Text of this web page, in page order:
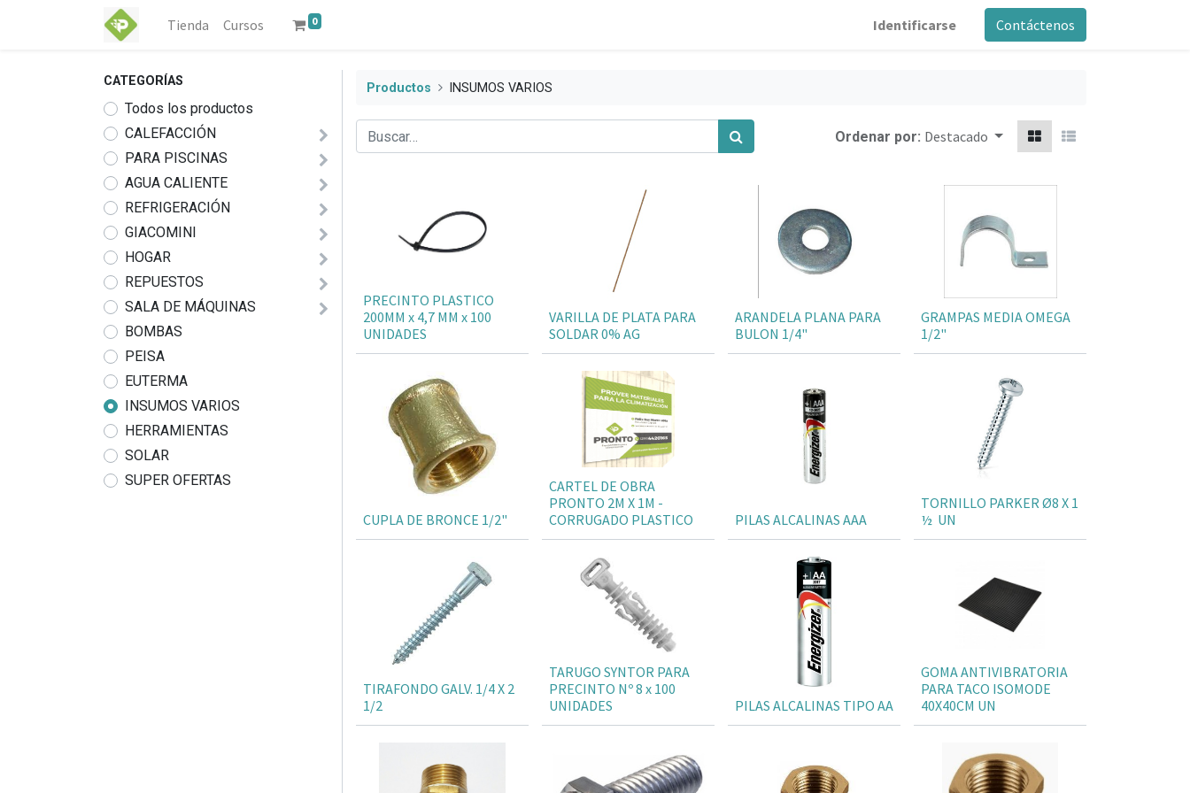
Tienda Cursos 0 Identificarse Contáctenos
CATEGORÍAS
Todos los productos
CALEFACCIÓN
PARA PISCINAS
AGUA CALIENTE
REFRIGERACIÓN
GIACOMINI
HOGAR
REPUESTOS
SALA DE MÁQUINAS
BOMBAS
PEISA
EUTERMA
INSUMOS VARIOS
HERRAMIENTAS
SOLAR
SUPER OFERTAS
Productos INSUMOS VARIOS
Ordenar por: Destacado
PRECINTO PLASTICO
200MM x 4,7 MM x 100
UNIDADES
VARILLA DE PLATA PARA
SOLDAR 0% AG
ARANDELA PLANA PARA
BULON 1/4"
GRAMPAS MEDIA OMEGA
1/2"
CUPLA DE BRONCE 1/2"
CARTEL DE OBRA
PRONTO 2M X 1M -
CORRUGADO PLASTICO
PILAS ALCALINAS AAA
TORNILLO PARKER Ø8 X 1
½ UN
TIRAFONDO GALV. 1/4 X 2
1/2
TARUGO SYNTOR PARA
PRECINTO Nº 8 x 100
UNIDADES
PILAS ALCALINAS TIPO AA
GOMA ANTIVIBRATORIA
PARA TACO ISOMODE
40X40CM UN